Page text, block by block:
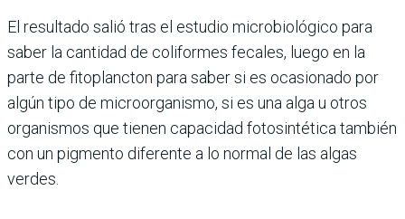
El resultado salió tras el estudio microbiológico para
saber la cantidad de coliformes fecales, luego en la
parte de fitoplancton para saber si es ocasionado por
algún tipo de microorganismo, si es una alga u otros
organismos que tienen capacidad fotosintética también
con un pigmento diferente a lo normal de las algas
verdes.